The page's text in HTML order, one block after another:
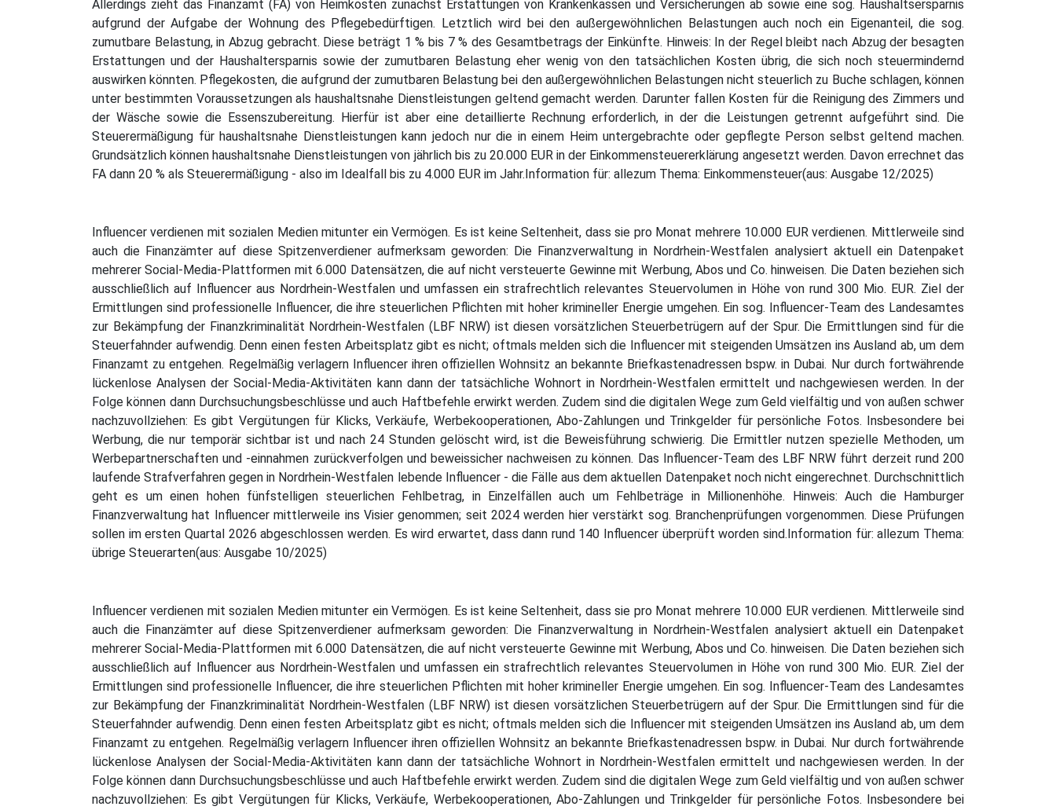
Allerdings zieht das Finanzamt (FA) von Heimkosten zunächst Erstattungen von Krankenkassen und Versicherungen ab sowie eine sog. Haushaltsersparnis
aufgrund der Aufgabe der Wohnung des Pflegebedürftigen. Letztlich wird bei den außergewöhnlichen Belastungen auch noch ein Eigenanteil, die sog.
zumutbare Belastung, in Abzug gebracht. Diese beträgt 1 % bis 7 % des Gesamtbetrags der Einkünfte. Hinweis: In der Regel bleibt nach Abzug der besagten
Erstattungen und der Haushaltersparnis sowie der zumutbaren Belastung eher wenig von den tatsächlichen Kosten übrig, die sich noch steuermindernd
auswirken könnten. Pflegekosten, die aufgrund der zumutbaren Belastung bei den außergewöhnlichen Belastungen nicht steuerlich zu Buche schlagen, können
unter bestimmten Voraussetzungen als haushaltsnahe Dienstleistungen geltend gemacht werden. Darunter fallen Kosten für die Reinigung des Zimmers und
der Wäsche sowie die Essenszubereitung. Hierfür ist aber eine detaillierte Rechnung erforderlich, in der die Leistungen getrennt aufgeführt sind. Die
Steuerermäßigung für haushaltsnahe Dienstleistungen kann jedoch nur die in einem Heim untergebrachte oder gepflegte Person selbst geltend machen.
Grundsätzlich können haushaltsnahe Dienstleistungen von jährlich bis zu 20.000 EUR in der Einkommensteuererklärung angesetzt werden. Davon errechnet das
FA dann 20 % als Steuerermäßigung - also im Idealfall bis zu 4.000 EUR im Jahr.Information für: allezum Thema: Einkommensteuer(aus: Ausgabe 12/2025)
Influencer verdienen mit sozialen Medien mitunter ein Vermögen. Es ist keine Seltenheit, dass sie pro Monat mehrere 10.000 EUR verdienen. Mittlerweile sind
auch die Finanzämter auf diese Spitzenverdiener aufmerksam geworden: Die Finanzverwaltung in Nordrhein-Westfalen analysiert aktuell ein Datenpaket
mehrerer Social-Media-Plattformen mit 6.000 Datensätzen, die auf nicht versteuerte Gewinne mit Werbung, Abos und Co. hinweisen. Die Daten beziehen sich
ausschließlich auf Influencer aus Nordrhein-Westfalen und umfassen ein strafrechtlich relevantes Steuervolumen in Höhe von rund 300 Mio. EUR. Ziel der
Ermittlungen sind professionelle Influencer, die ihre steuerlichen Pflichten mit hoher krimineller Energie umgehen. Ein sog. Influencer-Team des Landesamtes
zur Bekämpfung der Finanzkriminalität Nordrhein-Westfalen (LBF NRW) ist diesen vorsätzlichen Steuerbetrügern auf der Spur. Die Ermittlungen sind für die
Steuerfahnder aufwendig. Denn einen festen Arbeitsplatz gibt es nicht; oftmals melden sich die Influencer mit steigenden Umsätzen ins Ausland ab, um dem
Finanzamt zu entgehen. Regelmäßig verlagern Influencer ihren offiziellen Wohnsitz an bekannte Briefkastenadressen bspw. in Dubai. Nur durch fortwährende
lückenlose Analysen der Social-Media-Aktivitäten kann dann der tatsächliche Wohnort in Nordrhein-Westfalen ermittelt und nachgewiesen werden. In der
Folge können dann Durchsuchungsbeschlüsse und auch Haftbefehle erwirkt werden. Zudem sind die digitalen Wege zum Geld vielfältig und von außen schwer
nachzuvollziehen: Es gibt Vergütungen für Klicks, Verkäufe, Werbekooperationen, Abo-Zahlungen und Trinkgelder für persönliche Fotos. Insbesondere bei
Werbung, die nur temporär sichtbar ist und nach 24 Stunden gelöscht wird, ist die Beweisführung schwierig. Die Ermittler nutzen spezielle Methoden, um
Werbepartnerschaften und -einnahmen zurückverfolgen und beweissicher nachweisen zu können. Das Influencer-Team des LBF NRW führt derzeit rund 200
laufende Strafverfahren gegen in Nordrhein-Westfalen lebende Influencer - die Fälle aus dem aktuellen Datenpaket noch nicht eingerechnet. Durchschnittlich
geht es um einen hohen fünfstelligen steuerlichen Fehlbetrag, in Einzelfällen auch um Fehlbeträge in Millionenhöhe. Hinweis: Auch die Hamburger
Finanzverwaltung hat Influencer mittlerweile ins Visier genommen; seit 2024 werden hier verstärkt sog. Branchenprüfungen vorgenommen. Diese Prüfungen
sollen im ersten Quartal 2026 abgeschlossen werden. Es wird erwartet, dass dann rund 140 Influencer überprüft worden sind.Information für: allezum Thema:
übrige Steuerarten(aus: Ausgabe 10/2025)
Influencer verdienen mit sozialen Medien mitunter ein Vermögen. Es ist keine Seltenheit, dass sie pro Monat mehrere 10.000 EUR verdienen. Mittlerweile sind
auch die Finanzämter auf diese Spitzenverdiener aufmerksam geworden: Die Finanzverwaltung in Nordrhein-Westfalen analysiert aktuell ein Datenpaket
mehrerer Social-Media-Plattformen mit 6.000 Datensätzen, die auf nicht versteuerte Gewinne mit Werbung, Abos und Co. hinweisen. Die Daten beziehen sich
ausschließlich auf Influencer aus Nordrhein-Westfalen und umfassen ein strafrechtlich relevantes Steuervolumen in Höhe von rund 300 Mio. EUR. Ziel der
Ermittlungen sind professionelle Influencer, die ihre steuerlichen Pflichten mit hoher krimineller Energie umgehen. Ein sog. Influencer-Team des Landesamtes
zur Bekämpfung der Finanzkriminalität Nordrhein-Westfalen (LBF NRW) ist diesen vorsätzlichen Steuerbetrügern auf der Spur. Die Ermittlungen sind für die
Steuerfahnder aufwendig. Denn einen festen Arbeitsplatz gibt es nicht; oftmals melden sich die Influencer mit steigenden Umsätzen ins Ausland ab, um dem
Finanzamt zu entgehen. Regelmäßig verlagern Influencer ihren offiziellen Wohnsitz an bekannte Briefkastenadressen bspw. in Dubai. Nur durch fortwährende
lückenlose Analysen der Social-Media-Aktivitäten kann dann der tatsächliche Wohnort in Nordrhein-Westfalen ermittelt und nachgewiesen werden. In der
Folge können dann Durchsuchungsbeschlüsse und auch Haftbefehle erwirkt werden. Zudem sind die digitalen Wege zum Geld vielfältig und von außen schwer
nachzuvollziehen: Es gibt Vergütungen für Klicks, Verkäufe, Werbekooperationen, Abo-Zahlungen und Trinkgelder für persönliche Fotos. Insbesondere bei